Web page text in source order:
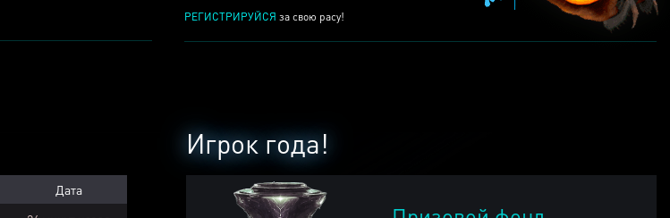
РЕГИСТРИРУЙСЯ за свою расу!
Игрок года!
Дата